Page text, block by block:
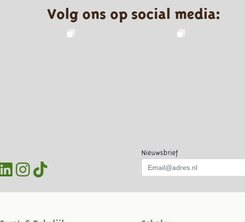
Volg ons op social media:
Nieuwsbrief